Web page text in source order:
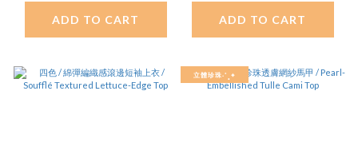
ADD TO CART ADD TO CART
立體珍珠˖˚˳⌖